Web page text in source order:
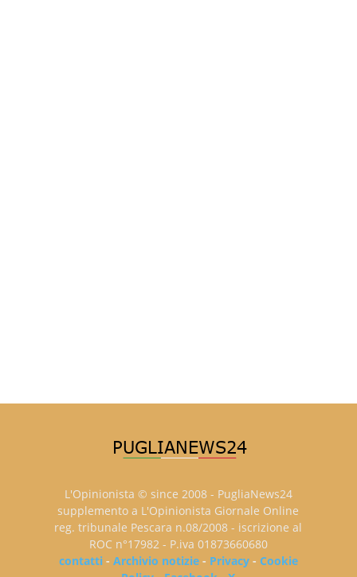
L'Opinionista © since 2008 - PugliaNews24
supplemento a L'Opinionista Giornale Online
reg. tribunale Pescara n.08/2008 - iscrizione al
ROC n°17982 - P.iva 01873660680
contatti- Archivio notizie- Privacy- Cookie